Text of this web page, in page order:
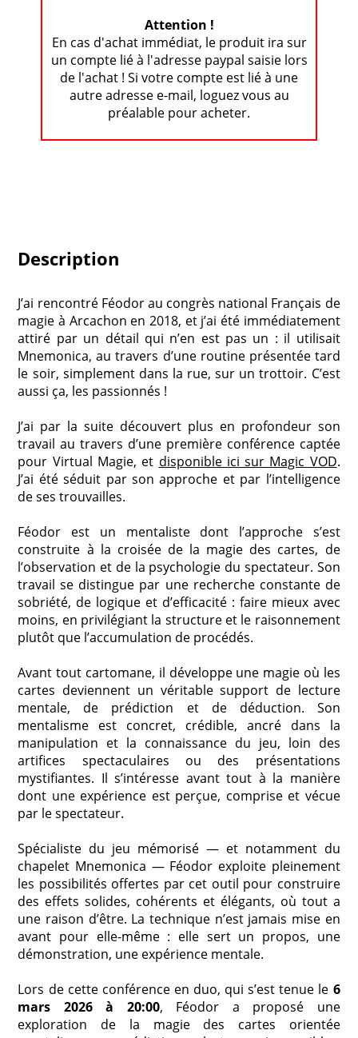
Attention !
En cas d'achat immédiat, le produit ira sur
un compte lié à l'adresse paypal saisie lors
de l'achat ! Si votre compte est lié à une
autre adresse e-mail, loguez vous au
préalable pour acheter.
Description
J’ai rencontré Féodor au congrès national Français de
magie à Arcachon en 2018, et j’ai été immédiatement
attiré par un détail qui n’en est pas un : il utilisait
Mnemonica, au travers d’une routine présentée tard
le soir, simplement dans la rue, sur un trottoir. C’est
aussi ça, les passionnés !
J’ai par la suite découvert plus en profondeur son
travail au travers d’une première conférence captée
pour Virtual Magie, et disponible ici sur Magic VOD.
J’ai été séduit par son approche et par l’intelligence
de ses trouvailles.
Féodor est un mentaliste dont l’approche s’est
construite à la croisée de la magie des cartes, de
l’observation et de la psychologie du spectateur. Son
travail se distingue par une recherche constante de
sobriété, de logique et d’efficacité : faire mieux avec
moins, en privilégiant la structure et le raisonnement
plutôt que l’accumulation de procédés.
Avant tout cartomane, il développe une magie où les
cartes deviennent un véritable support de lecture
mentale, de prédiction et de déduction. Son
mentalisme est concret, crédible, ancré dans la
manipulation et la connaissance du jeu, loin des
artifices spectaculaires ou des présentations
mystifiantes. Il s’intéresse avant tout à la manière
dont une expérience est perçue, comprise et vécue
par le spectateur.
Spécialiste du jeu mémorisé — et notamment du
chapelet Mnemonica — Féodor exploite pleinement
les possibilités offertes par cet outil pour construire
des effets solides, cohérents et élégants, où tout a
une raison d’être. La technique n’est jamais mise en
avant pour elle-même : elle sert un propos, une
démonstration, une expérience mentale.
Lors de cette conférence en duo, qui s’est tenue le 6
mars 2026 à 20:00, Féodor a proposé une
exploration de la magie des cartes orientée